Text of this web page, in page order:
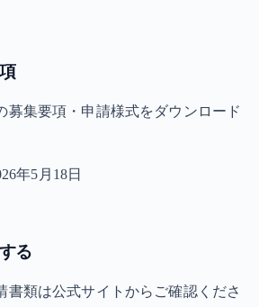
募集要項・申請様式をダウンロード
年5月18日
る
書類は公式サイトからご確認くださ